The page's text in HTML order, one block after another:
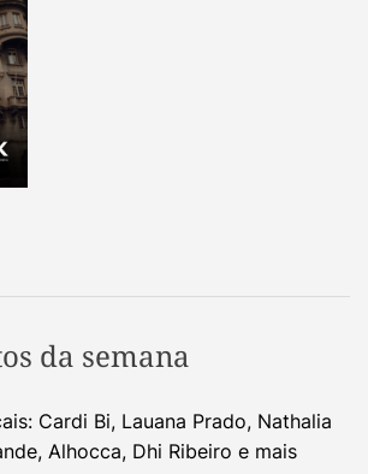
da semana
Cardi Bi, Lauana Prado, Nathalia
Alhocca, Dhi Ribeiro e mais